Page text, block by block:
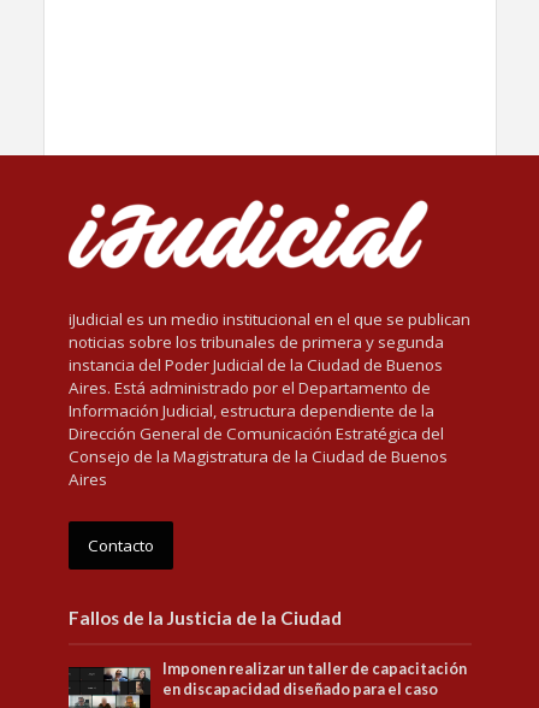
iJudicial es un medio institucional en el que se publican
noticias sobre los tribunales de primera y segunda
instancia del Poder Judicial de la Ciudad de Buenos
Aires. Está administrado por el Departamento de
Información Judicial, estructura dependiente de la
Dirección General de Comunicación Estratégica del
Consejo de la Magistratura de la Ciudad de Buenos
Aires
Contacto
Fallos de la Justicia de la Ciudad
Imponen realizar un taller de capacitación
en discapacidad diseñado para el caso